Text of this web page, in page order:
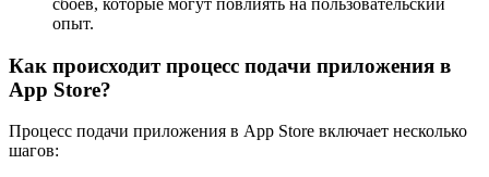
опыт.
Как происходит процесс подачи приложения в
App Store?
Процесс подачи приложения в App Store включает несколько
шагов: